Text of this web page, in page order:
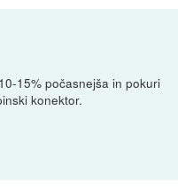
15% počasnejša in pokuri
konektor.